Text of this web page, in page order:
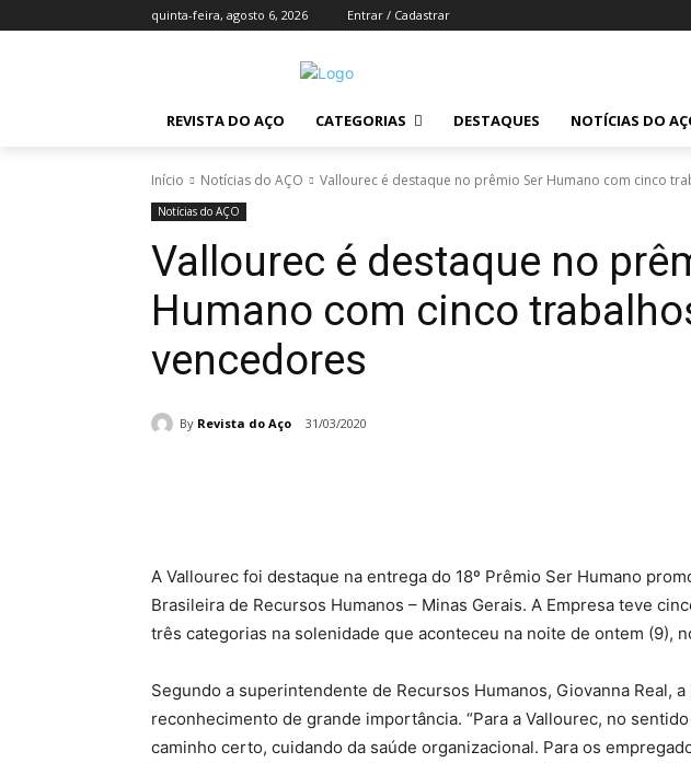
quinta-feira, agosto 6, 2026 Entrar / Cadastrar
REVISTA DO AÇO CATEGORIAS DESTAQUES NOTÍCIAS DO
Início Notícias do AÇO Vallourec é destaque no prêmio Ser Humano com cinco
Notícias do AÇO
Vallourec é destaque no
Humano com cinco
vencedores
By Revista do Aço 31/03/2020
A Vallourec foi destaque na entrega do 18º Prêmio Ser Humano
Brasileira de Recursos Humanos – Minas Gerais. A Empresa teve
três categorias na solenidade que aconteceu na noite de ontem (9),
Segundo a superintendente de Recursos Humanos, Giovanna Real, a
reconhecimento de grande importância. “Para a Vallourec, no
caminho certo, cuidando da saúde organizacional. Para os